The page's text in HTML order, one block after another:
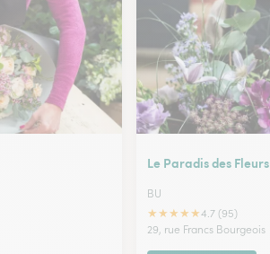
Le Paradis des Fleurs
BU
★★★★★4.7 (95)
29, rue Francs Bourgeois